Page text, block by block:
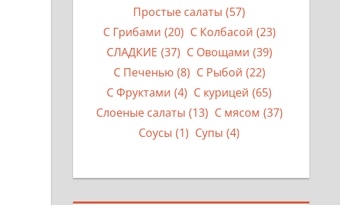
Простые салаты (57)
С Грибами (20) С Колбасой (23)
СЛАДКИЕ (37) С Овощами (39)
С Печенью (8) С Рыбой (22)
С Фруктами (4) С курицей (65)
Слоеные салаты (13) С мясом (37)
Соусы (1) Супы (4)